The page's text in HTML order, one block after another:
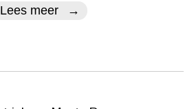
Lees meer